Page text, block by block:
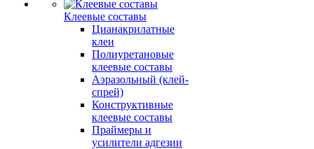
Клеевые составы
Цианакрилатные
клеи
Полиуретановые
клеевые составы
Аэразольный (клей-
спрей)
Конструктивные
клеевые составы
Праймеры и
усилители адгезии